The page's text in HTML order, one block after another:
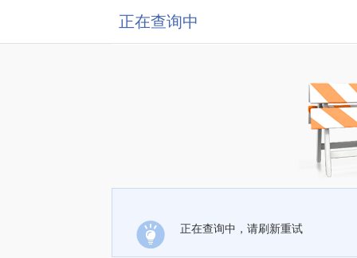
正在查询中
正在查询中，请刷新重试